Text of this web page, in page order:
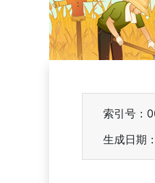
索引号：
生成日期